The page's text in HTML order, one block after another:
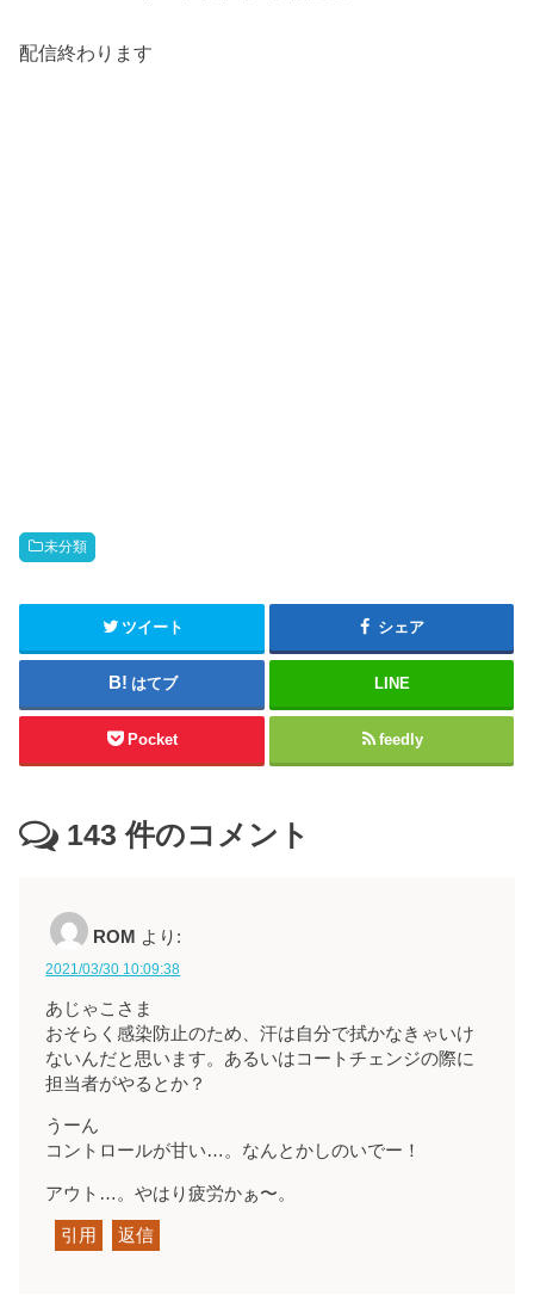
配信終わります
未分類
ツイート シェア
はてブ LINE
Pocket feedly
143 件のコメント
ROM より:
2021/03/30 10:09:38
あじゃこさま
おそらく感染防止のため、汗は自分で拭かなきゃいけ
ないんだと思います。あるいはコートチェンジの際に
担当者がやるとか？
うーん
コントロールが甘い…。なんとかしのいでー！
アウト…。やはり疲労かぁ〜。
引用 返信